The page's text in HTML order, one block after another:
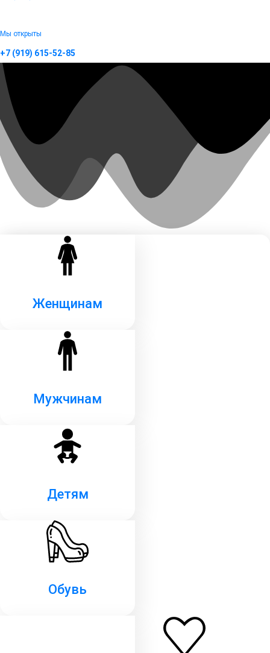
Мы открыты
+7 (919) 615-52-85
Женщинам
Мужчинам
Детям
Обувь